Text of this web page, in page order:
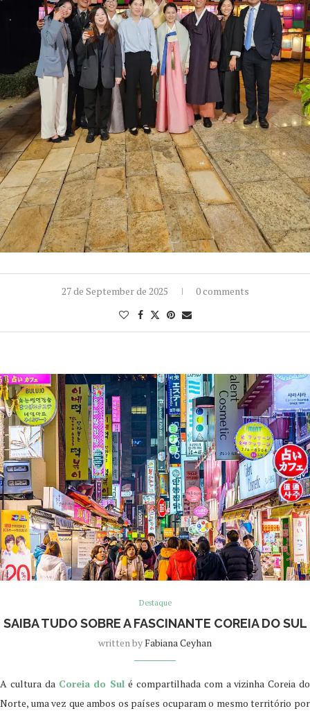
27 de September de 2025 0 comments
Destaque
SAIBA TUDO SOBRE A FASCINANTE COREIA DO SUL
written byFabiana Ceyhan
A cultura da Coreia do Sul é compartilhada com a vizinha Coreia do
Norte, uma vez que ambos os países ocuparam o mesmo território por